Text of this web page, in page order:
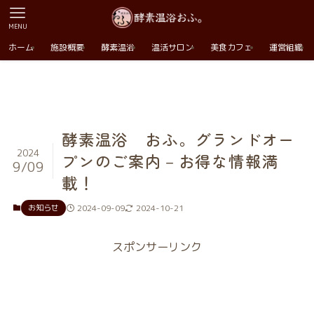
MENU
ホーム 施設概要 酵素温浴 温活サロン 美食カフェ 運営組織
酵素温浴 おふ。グランドオー
プンのご案内－お得な情報満
載！
2024
9/09
お知らせ 2024-09-09 2024-10-21
スポンサーリンク